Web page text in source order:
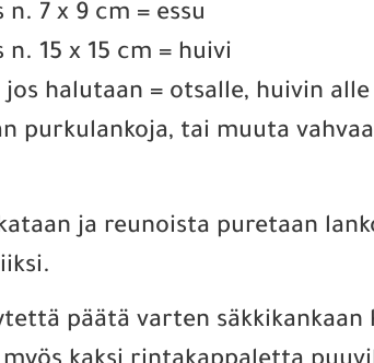
n. 7 x 9 cm = essu
n. 15 x 15 cm = huivi
halutaan = otsalle, huivin alle
purkulankoja, tai muuta
ja reunoista puretaan
päätä varten